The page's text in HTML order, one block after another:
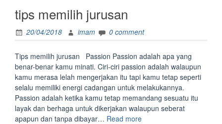
tips memilih jurusan
20/04/2018 imam 0 comment
Tips memilih jurusan Passion Passion adalah apa yang
benar-benar kamu minati. Ciri-ciri passion adalah walaupun
kamu merasa lelah mengerjakan itu tapi kamu tetap seperti
selalu memiliki energi cadangan untuk melakukannya.
Passion adalah ketika kamu tetap memandang sesuatu itu
layak dan berhaga untuk dikerjakan walaupun seberat
apapun dan tanpa dibayar… Read more“tips